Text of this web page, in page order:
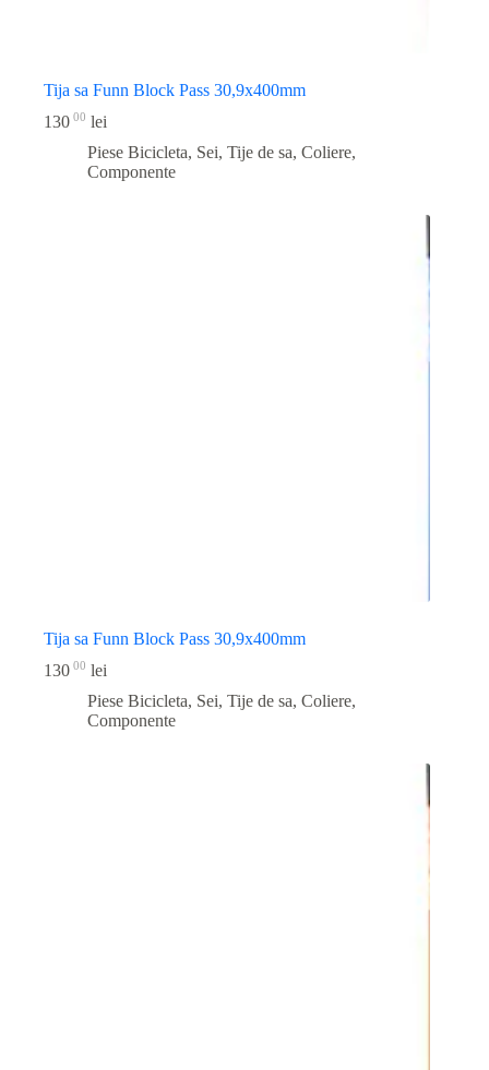
Tija sa Funn Block Pass 30,9x400mm
130 00 lei
Piese Bicicleta, Sei, Tije de sa, Coliere,
Componente
Tija sa Funn Block Pass 30,9x400mm
130 00 lei
Piese Bicicleta, Sei, Tije de sa, Coliere,
Componente